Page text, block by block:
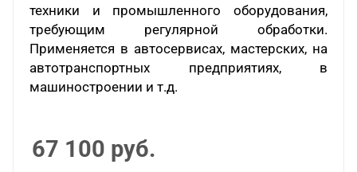
техники и промышленного оборудования,
требующим регулярной обработки.
Применяется в автосервисах, мастерских, на
автотранспортных предприятиях, в
машиностроении и т.д.
67 100 руб.